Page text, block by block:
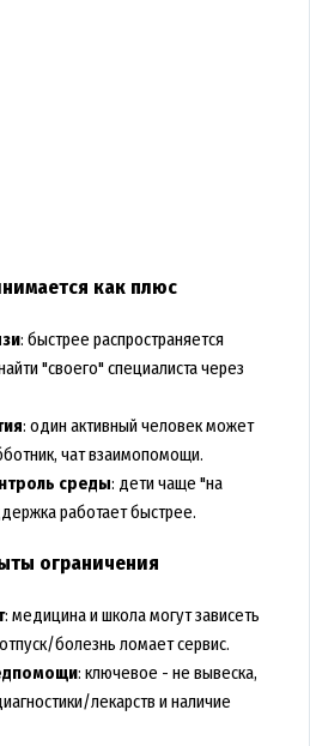
как плюс
: быстрее распространяется
"своего" специалиста через
: один активный человек может
чат взаимопомощи.
среды: дети чаще "на
работает быстрее.
ограничения
: медицина и школа могут зависеть
болезнь ломает сервис.
: ключевое - не вывеска,
лекарств и наличие